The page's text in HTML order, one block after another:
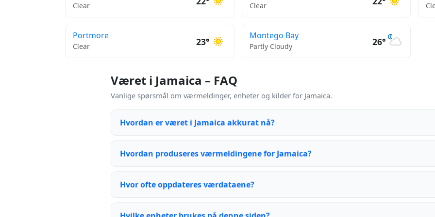
Clear Clear
Portmore
Clear 23°
Montego Bay
Partly Cloudy 26°
Været i Jamaica – FAQ
Vanlige spørsmål om værmeldinger, enheter og kilder for Jamaica.
Hvordan er været i Jamaica akkurat nå?
Hvordan produseres værmeldingene for Jamaica?
Hvor ofte oppdateres værdataene?